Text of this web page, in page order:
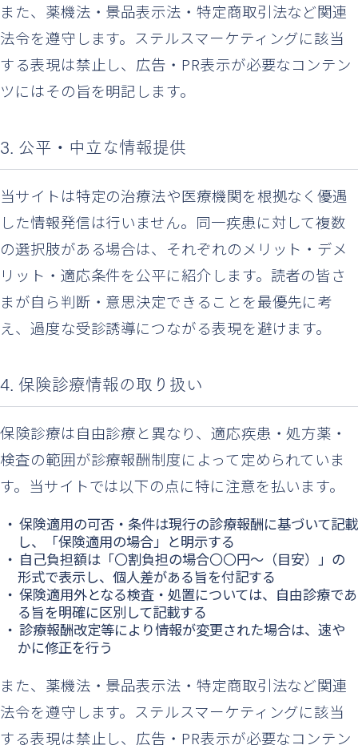
また、薬機法・景品表示法・特定商取引法など関連
法令を遵守します。ステルスマーケティングに該当
する表現は禁止し、広告・PR表示が必要なコンテン
ツにはその旨を明記します。
3. 公平・中立な情報提供
当サイトは特定の治療法や医療機関を根拠なく優遇
した情報発信は行いません。同一疾患に対して複数
の選択肢がある場合は、それぞれのメリット・デメ
リット・適応条件を公平に紹介します。読者の皆さ
まが自ら判断・意思決定できることを最優先に考
え、過度な受診誘導につながる表現を避けます。
4. 保険診療情報の取り扱い
保険診療は自由診療と異なり、適応疾患・処方薬・
検査の範囲が診療報酬制度によって定められていま
す。当サイトでは以下の点に特に注意を払います。
保険適用の可否・条件は現行の診療報酬に基づいて記載
し、「保険適用の場合」と明示する
自己負担額は「〇割負担の場合〇〇円〜（目安）」の
形式で表示し、個人差がある旨を付記する
保険適用外となる検査・処置については、自由診療であ
る旨を明確に区別して記載する
診療報酬改定等により情報が変更された場合は、速や
かに修正を行う
また、薬機法・景品表示法・特定商取引法など関連
法令を遵守します。ステルスマーケティングに該当
する表現は禁止し、広告・PR表示が必要なコンテン